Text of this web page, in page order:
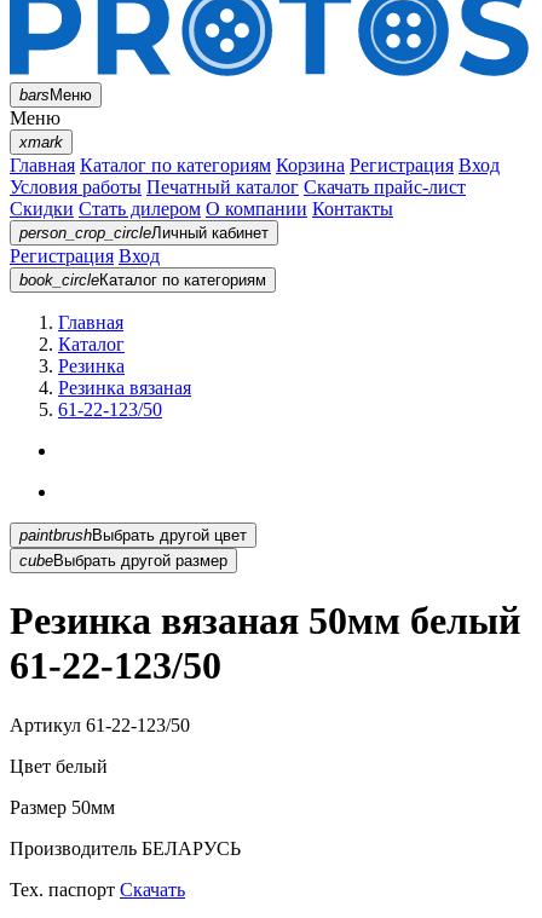
barsМеню
Меню
xmark
Главная Каталог по категориям Корзина Регистрация Вход
Условия работы Печатный каталог Скачать прайс-лист
Скидки Стать дилером О компании Контакты
person_crop_circleЛичный кабинет
Регистрация Вход
book_circleКаталог по категориям
Главная
Каталог
Резинка
Резинка вязаная
61-22-123/50
paintbrush
Выбрать другой цвет
cubeВыбрать другой размер
Резинка вязаная 50мм белый
61-22-123/50
Артикул 61-22-123/50
Цвет белый
Размер 50мм
Производитель БЕЛАРУСЬ
Тех. паспорт Скачать